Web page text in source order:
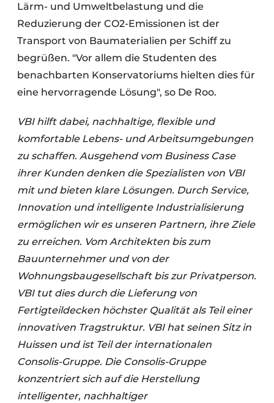
Lärm- und Umweltbelastung und die
Reduzierung der CO2-Emissionen ist der
Transport von Baumaterialien per Schiff zu
begrüßen. "Vor allem die Studenten des
benachbarten Konservatoriums hielten dies für
eine hervorragende Lösung", so De Roo.
VBI hilft dabei, nachhaltige, flexible und
komfortable Lebens- und Arbeitsumgebungen
zu schaffen. Ausgehend vom Business Case
ihrer Kunden denken die Spezialisten von VBI
mit und bieten klare Lösungen. Durch Service,
Innovation und intelligente Industrialisierung
ermöglichen wir es unseren Partnern, ihre Ziele
zu erreichen. Vom Architekten bis zum
Bauunternehmer und von der
Wohnungsbaugesellschaft bis zur Privatperson.
VBI tut dies durch die Lieferung von
Fertigteildecken höchster Qualität als Teil einer
innovativen Tragstruktur. VBI hat seinen Sitz in
Huissen und ist Teil der internationalen
Consolis-Gruppe. Die Consolis-Gruppe
konzentriert sich auf die Herstellung
intelligenter, nachhaltiger